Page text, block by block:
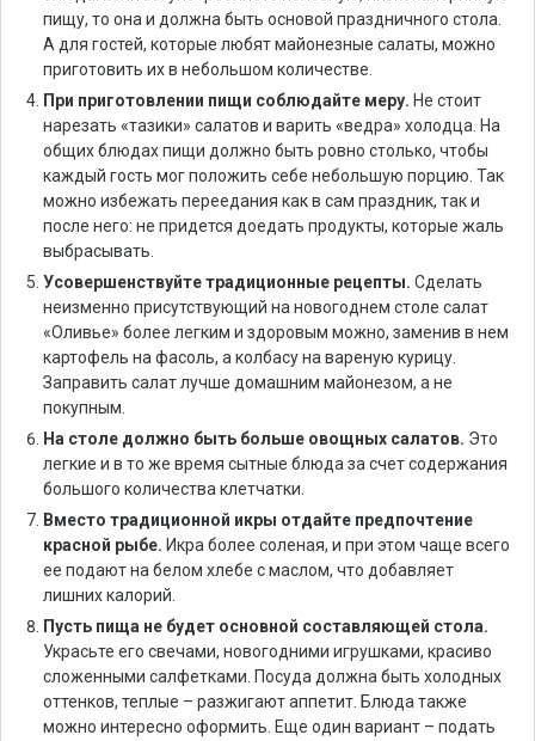
пищу, то она и должна быть основой праздничного стола.
А для гостей, которые любят майонезные салаты, можно
приготовить их в небольшом количестве.
При приготовлении пищи соблюдайте меру. Не стоит
нарезать «тазики» салатов и варить «ведра» холодца. На
общих блюдах пищи должно быть ровно столько, чтобы
каждый гость мог положить себе небольшую порцию. Так
можно избежать переедания как в сам праздник, так и
после него: не придется доедать продукты, которые жаль
выбрасывать.
Усовершенствуйте традиционные рецепты. Сделать
неизменно присутствующий на новогоднем столе салат
«Оливье» более легким и здоровым можно, заменив в нем
картофель на фасоль, а колбасу на вареную курицу.
Заправить салат лучше домашним майонезом, а не
покупным.
На столе должно быть больше овощных салатов. Это
легкие и в то же время сытные блюда за счет содержания
большого количества клетчатки.
Вместо традиционной икры отдайте предпочтение
красной рыбе. Икра более соленая, и при этом чаще всего
ее подают на белом хлебе с маслом, что добавляет
лишних калорий.
Пусть пища не будет основной составляющей стола.
Украсьте его свечами, новогодними игрушками, красиво
сложенными салфетками. Посуда должна быть холодных
оттенков, теплые – разжигают аппетит. Блюда также
можно интересно оформить. Еще один вариант – подать